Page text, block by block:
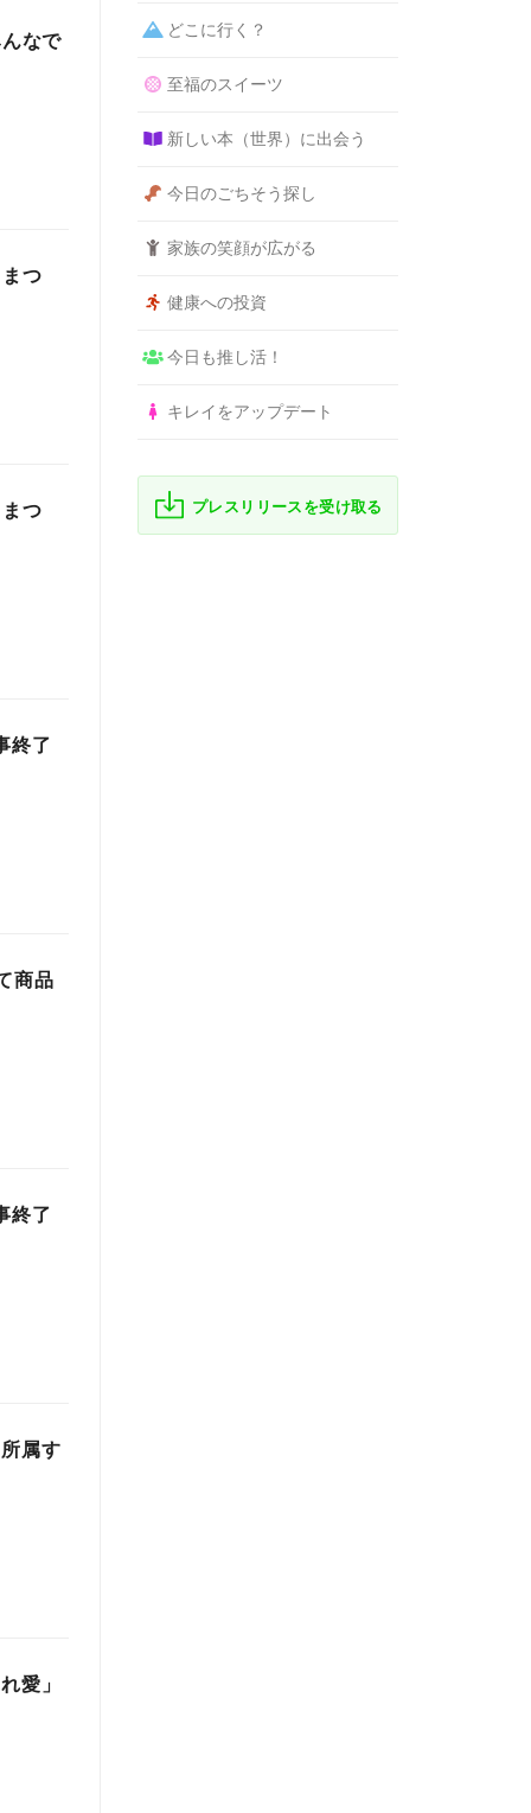
なで
つ
つ
終了
商品
終了
属す
愛」
どこに行く？
至福のスイーツ
新しい本（世界）に出会う
今日のごちそう探し
家族の笑顔が広がる
健康への投資
今日も推し活！
キレイをアップデート
プレスリリースを受け取る